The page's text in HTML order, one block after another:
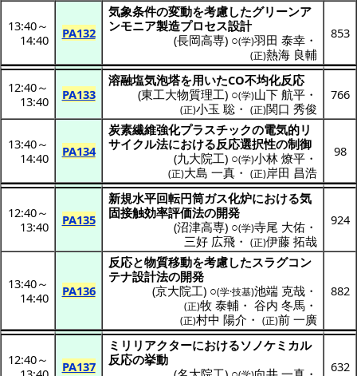
13:40～
14:40
PA132
気象条件の変動を考慮したグリーンア
ンモニア製造プロセス設計
(長岡高専) ○(学)羽田 泰幸・
(正)熱海 良輔
853
12:40～
13:40
PA133
溶融塩気泡塔を用いたCO不均化反応
(東工大物質理工) ○(学)山下 航平・
(正)小玉 聡・ (正)関口 秀俊
766
13:40～
14:40
PA134
炭素繊維強化プラスチックの電気的リ
サイクル法における反応選択性の制御
(九大院工) ○(学)小林 燎平・
(正)大島 一真・ (正)岸田 昌浩
98
12:40～
13:40
PA135
新規水平回転円筒ガス化炉における気
固接触効率評価法の開発
(沼津高専) ○(学)寺尾 大佑・
三好 広飛・ (正)伊藤 拓哉
924
13:40～
14:40
PA136
反応と物質移動を考慮したスラグコン
テナ設計法の開発
(京大院工) ○(学·技基)池端 克哉・
(正)牧 泰輔・ 谷内 冬馬・
(正)村中 陽介 ・ (正)前 一廣
882
12:40～
PA137
ミリリアクターにおけるソノケミカル
反応の挙動
632